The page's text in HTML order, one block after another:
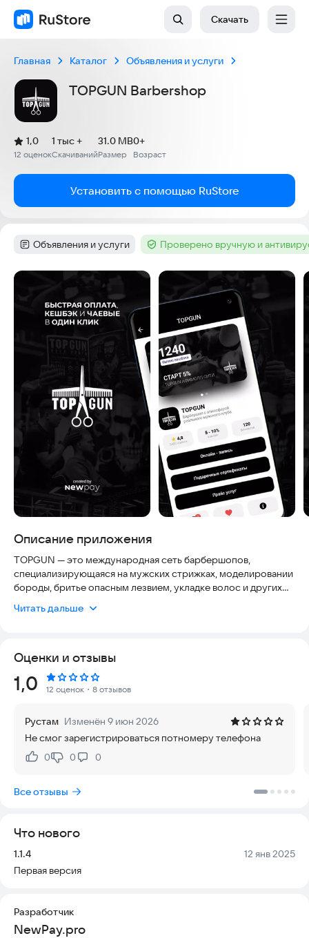
Скачать
Главная Каталог Объявления и услуги
TOPGUN Barbershop
Рейтинг:
1,0
(
12 оценок
)
Скачиваний
1 тыс +
Размер
31.0 MB
Возраст
0+
Установить с помощью RuStore
Категория:
Объявления и услуги Тег :Проверено вручную и
Скриншоты
Описание приложения
TOPGUN — это международная сеть барбершопов,
специализирующаяся на мужских стрижках, моделировании
бороды, бритье опасным лезвием, укладке волос и других
помощью вы легко узнаете о текущих акциях и новинках, а
также совершите простую и интерактивную оплату, оставив
чаевые сотруднику.
следующие возможности:
1. Интерактивная оплата по QR-коду с помощью Системы
Быстрых Платежей. Это безопасный и быстрый способ
2. Электронные чаевые. Вы можете отблагодарить своего
3. Удобная онлайн-запись к вашему барберу. Вы можете
выбрать удобное время и мастера заранее, экономя время в
работает стабильно на современных устройствах.
Читать дальше
Оценки и отзывы
Рейтинг:
1,0 12 оценок ・8 отзывов
Рустам Изменён 9 июн 2026
Не смог зарегистрироваться потномеру телефона
Нравится:
0Не нравится:
0 0
Все отзывы
Что нового
Версия:
1.1.4 Дата:
12 янв 2025
Первая версия
Разработчик
NewPay.pro